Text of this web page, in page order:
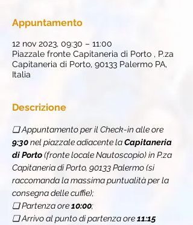
Appuntamento
12 nov 2023, 09:30 – 11:00
Piazzale fronte Capitaneria di Porto , P.za
Capitaneria di Porto, 90133 Palermo PA,
Italia
Descrizione
❏ Appuntamento per il Check-in alle ore
9:30 nelpiazzale adiacente la Capitaneria
di Porto (fronte locale Nautoscopio) in P.za
Capitaneria di Porto, 90133 Palermo (si
raccomanda la massima puntualità per la
consegna delle cuffie);
❏ Partenza ore 10:00;
❏ Arrivo al punto di partenza ore 11:15